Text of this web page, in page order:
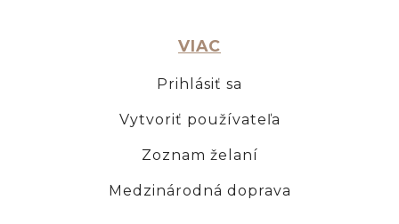
VIAC
Prihlásiť sa
Vytvoriť používateľa
Zoznam želaní
Medzinárodná doprava